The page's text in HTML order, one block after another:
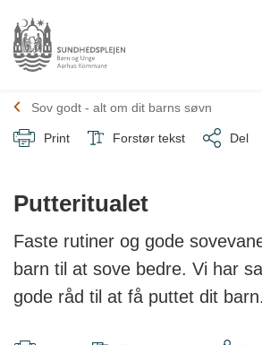
Sov godt - alt om dit barns søvn
Print Forstør tekst Del
Putteritualet
Faste rutiner og gode
barn til at sove bedre. Vi har
gode råd til at få puttet dit barn.